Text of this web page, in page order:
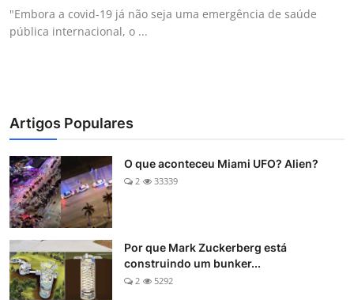
"Embora a covid-19 já não seja uma emergência de saúde
pública internacional, o ...
Artigos Populares
O que aconteceu Miami UFO? Alien?
2 33339
Por que Mark Zuckerberg está
construindo um bunker...
2 5292